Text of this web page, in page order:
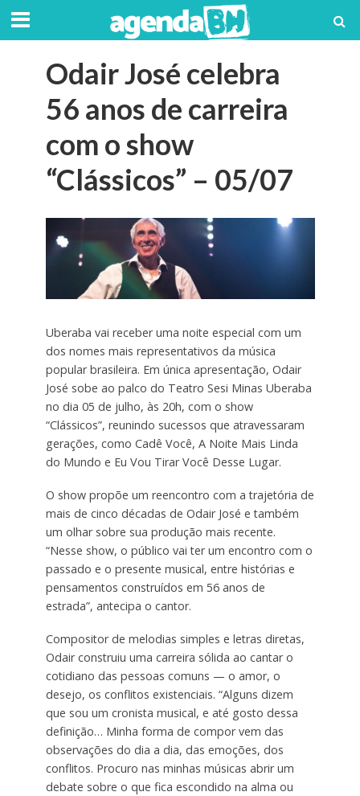
Odair José celebra
56 anos de carreira
com o show
“Clássicos” – 05/07
Uberaba vai receber uma noite especial com um
dos nomes mais representativos da música
popular brasileira. Em única apresentação, Odair
José sobe ao palco do Teatro Sesi Minas Uberaba
no dia 05 de julho, às 20h, com o show
“Clássicos”, reunindo sucessos que atravessaram
gerações, como Cadê Você, A Noite Mais Linda
do Mundo e Eu Vou Tirar Você Desse Lugar.
O show propõe um reencontro com a trajetória de
mais de cinco décadas de Odair José e também
um olhar sobre sua produção mais recente.
“Nesse show, o público vai ter um encontro com o
passado e o presente musical, entre histórias e
pensamentos construídos em 56 anos de
estrada”, antecipa o cantor.
Compositor de melodias simples e letras diretas,
Odair construiu uma carreira sólida ao cantar o
cotidiano das pessoas comuns — o amor, o
desejo, os conflitos existenciais. “Alguns dizem
que sou um cronista musical, e até gosto dessa
definição… Minha forma de compor vem das
observações do dia a dia, das emoções, dos
conflitos. Procuro nas minhas músicas abrir um
debate sobre o que fica escondido na alma ou